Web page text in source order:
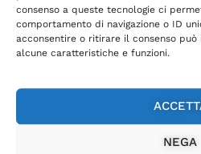
consenso a queste tecnologie ci
comportamento di navigazione o ID
acconsentire o ritirare il consenso può
alcune caratteristiche e funzioni.
NEGA
Email *